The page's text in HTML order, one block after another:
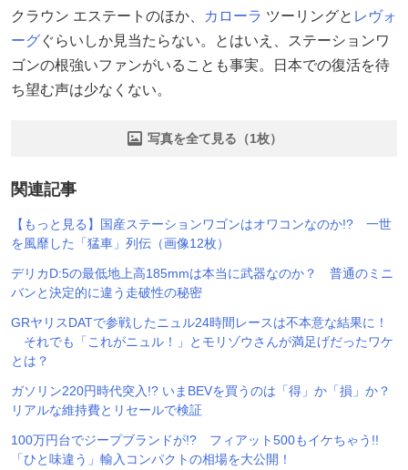
クラウン エステートのほか、
カローラ ツーリングと レヴォ
ーグぐらいしか見当たらない。とはいえ、ステーションワ
ゴンの根強いファンがいることも事実。日本での復活を待
ち望む声は少なくない。
写真を全て見る（1枚）
関連記事
【もっと見る】国産ステーションワゴンはオワコンなのか!? 一世
を風靡した「猛車」列伝（画像12枚）
デリカD:5の最低地上高185mmは本当に武器なのか？ 普通のミニ
バンと決定的に違う走破性の秘密
GRヤリスDATで参戦したニュル24時間レースは不本意な結果に！
それでも「これがニュル！」とモリゾウさんが満足げだったワケ
とは？
ガソリン220円時代突入!? いまBEVを買うのは「得」か「損」か？
リアルな維持費とリセールで検証
100万円台でジープブランドが!? フィアット500もイケちゃう!!
「ひと味違う」輸入コンパクトの相場を大公開！